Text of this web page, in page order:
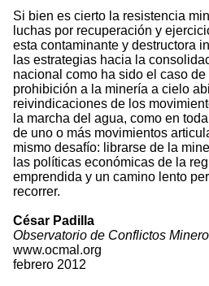
Si bien es cierto la resistencia
luchas por recuperación y
esta contaminante y destructora
las estrategias hacia la
nacional como ha sido el caso
prohibición a la minería a cielo
reivindicaciones de los
la marcha del agua, como en
de uno o más movimientos
mismo desafío: librarse de la
las políticas económicas de la
emprendida y un camino lento
recorrer.
César Padilla
Observatorio de Conflictos
www.ocmal.org
febrero 2012